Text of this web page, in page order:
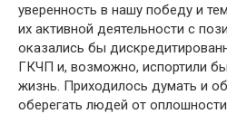
уверенность в нашу победу и
их активной деятельности с
ока­зались бы
ГКЧП и, возможно, испортили
жизнь. При­ходилось думать и
оберегать людей от